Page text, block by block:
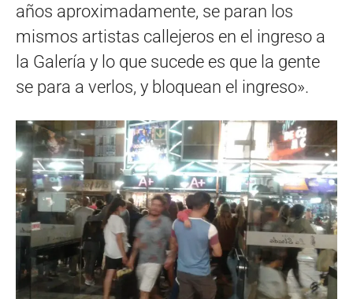
años aproximadamente, se paran los
mismos artistas callejeros en el ingreso a
la Galería y lo que sucede es que la gente
se para a verlos, y bloquean el ingreso».